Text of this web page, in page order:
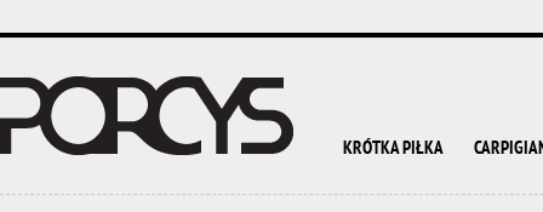
KRÓTKA PIŁKA